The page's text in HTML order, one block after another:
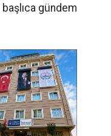
gündem